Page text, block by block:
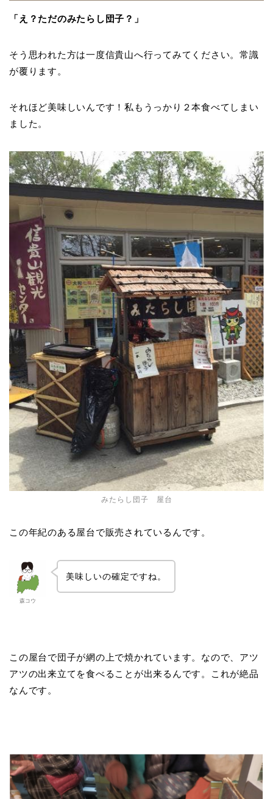
「え？ただのみたらし団子？」
そう思われた方は一度信貴山へ行ってみてください。常識
が覆ります。
それほど美味しいんです！私もうっかり２本食べてしまい
ました。
みたらし団子 屋台
この年紀のある屋台で販売されているんです。
森コウ
美味しいの確定ですね。
この屋台で団子が網の上で焼かれています。なので、アツ
アツの出来立てを食べることが出来るんです。これが絶品
なんです。